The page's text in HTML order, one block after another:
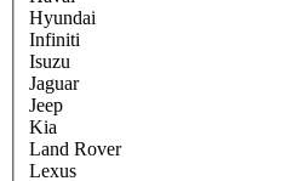
Hyundai
Infiniti
Isuzu
Jaguar
Jeep
Kia
Land Rover
Lexus